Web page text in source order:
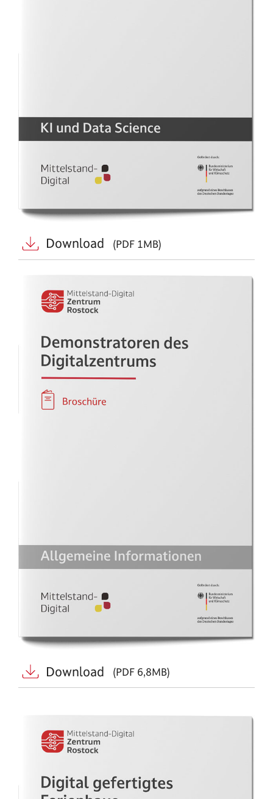
Download (PDF 1MB)
Download (PDF 6,8MB)